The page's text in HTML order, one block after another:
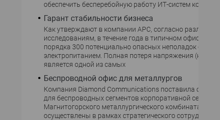
обеспечить бесперебойную работу ИТ-систем
Гарант стабильности бизнеса
Как утверждают в компании APC, согласно
исследованиям, в течение года в типичном офисе
порядка 300 потенциально опасных неполадок c
электропитанием. Полная потеря напряжения
является одной из самых
Беспроводной офис для металлургов
Компания Diamond Communications поставила
для беспроводных сегментов корпоративной сети
Магнитогорского металлургического комбината.
осуществлены в рамках стратегического